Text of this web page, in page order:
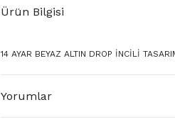
Ürün Bilgisi
14 AYAR BEYAZ ALTIN DROP İNCİLİ
Yorumlar